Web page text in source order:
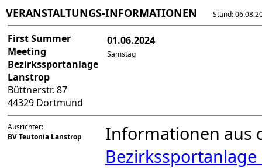
VERANSTALTUNGS-INFORMATIONEN Stand:
First Summer
Meeting
Bezirkssportanlage
Lanstrop
Büttnerstr. 87
44329 Dortmund
01.06.2024
Samstag
Ausrichter:
BV Teutonia Lanstrop
Informationen aus